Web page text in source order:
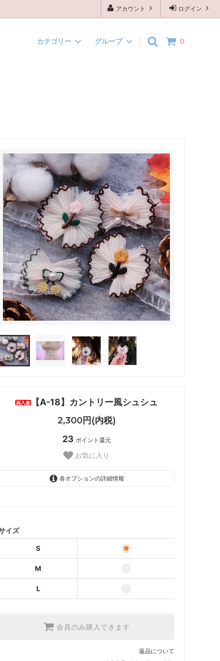
ログイン
アカウント
0
カテゴリー グループ
【A-18】カントリー風シュシュ
2,300円(内税)
23 ポイント還元
お気に入り
各オプションの詳細情報
イズ
S
M
L
会員のみ購入できます
返品について